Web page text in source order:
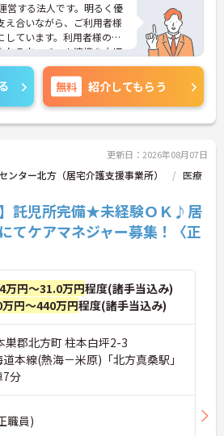
営する法人です。明るく優
え合いながら、ご利用者様
しています。利用者様の笑
れる方・チーム連携を大切
ています。「高齢者が大切
つくる」という理念のも
創っていく意欲のある方を
は115日としっかり確保で
ートとの両立も可能です。
父子手当など、独自の福利
魅力です。さらに、会社負
定あり）や定期健診、腫瘍
でのサポートも手厚いで
ーション研修やフォローア
度など、教育体制が整っ
トできます。学び、触れ
、スキルアップを目指し
方は詳細等をお伝えします
わせください。
無料 紹介してもらう
更新日：2026年08月07日
ンター北方（居宅介護支援事業所）
医療
】託児所完備★未経験ＯＫ♪居
てケアマネジャー募集！〈正
万円～31.0万円程度(諸手当込み)
円～440万円程度(諸手当込み)
巣郡北方町 柱本白坪2-3
道本線(熱海－米原)「北方真桑駅」
7分
職員)